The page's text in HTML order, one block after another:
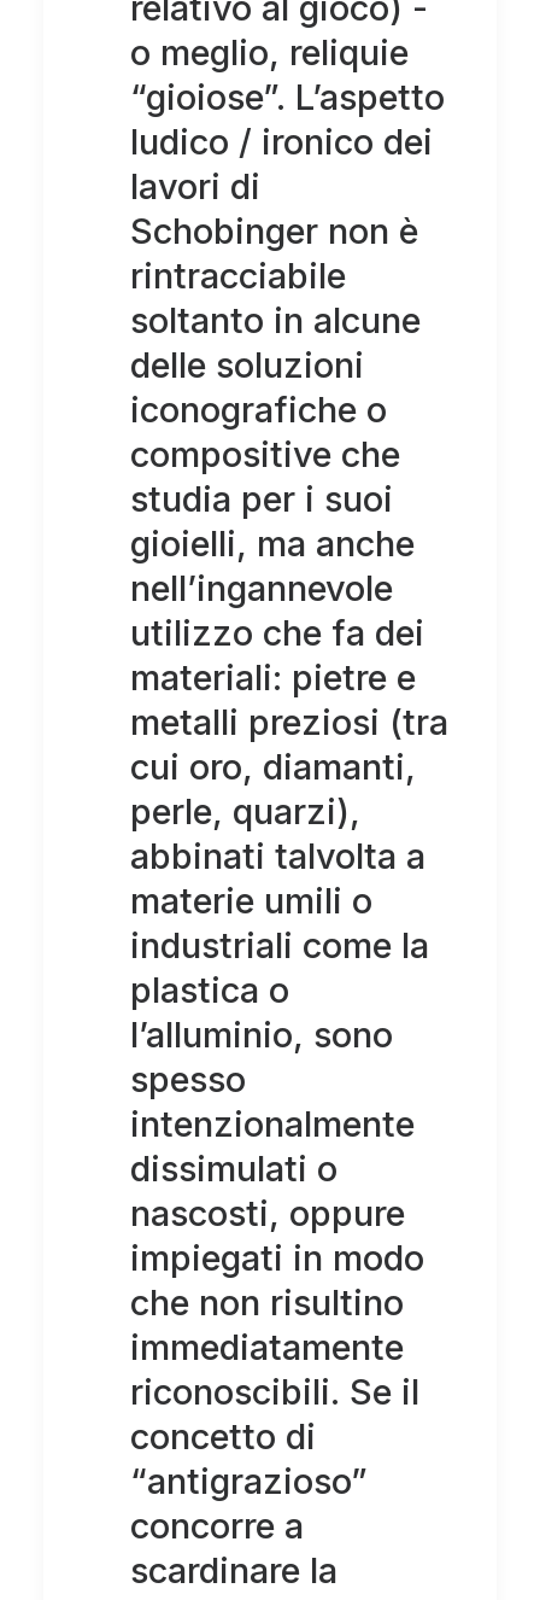
o meglio, reliquie
“gioiose”. L’aspetto
ludico / ironico dei
lavori di
Schobinger non è
rintracciabile
soltanto in alcune
delle soluzioni
iconografiche o
compositive che
studia per i suoi
gioielli, ma anche
nell’ingannevole
utilizzo che fa dei
materiali: pietre e
metalli preziosi (tra
cui oro, diamanti,
perle, quarzi),
abbinati talvolta a
materie umili o
industriali come la
plastica o
l’alluminio, sono
spesso
intenzionalmente
dissimulati o
nascosti, oppure
impiegati in modo
che non risultino
immediatamente
riconoscibili. Se il
concetto di
“antigrazioso”
concorre a
scardinare la